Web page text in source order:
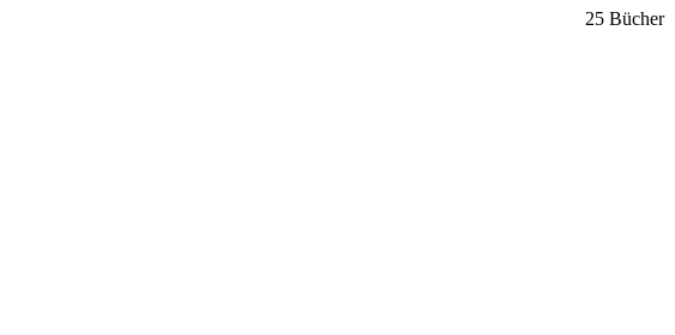
25 Bücher